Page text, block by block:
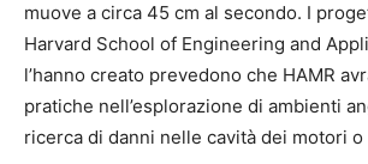
muove a circa 45 cm al secondo. I
Harvard School of Engineering and
l’hanno creato prevedono che HAMR
pratiche nell’esplorazione di ambienti
ricerca di danni nelle cavità dei motori